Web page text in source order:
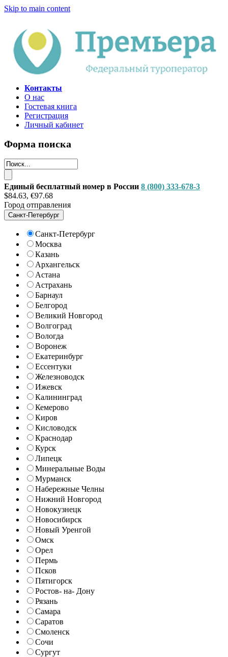
Skip to main content
Контакты
О нас
Гостевая книга
Регистрация
Личный кабинет
Форма поиска
Единый бесплатный номер в России 8 (800) 333-678-3
$84.63, €97.68
Город отправления
Санкт-Петербург
Санкт-Петербург
Москва
Казань
Архангельск
Астана
Астрахань
Барнаул
Белгород
Великий Новгород
Волгоград
Вологда
Воронеж
Екатеринбург
Ессентуки
Железноводск
Ижевск
Калининград
Кемерово
Киров
Кисловодск
Краснодар
Курск
Липецк
Минеральные Воды
Мурманск
Набережные Челны
Нижний Новгород
Новокузнецк
Новосибирск
Новый Уренгой
Омск
Орел
Пермь
Псков
Пятигорск
Ростов- на- Дону
Рязань
Самара
Саратов
Смоленск
Сочи
Сургут